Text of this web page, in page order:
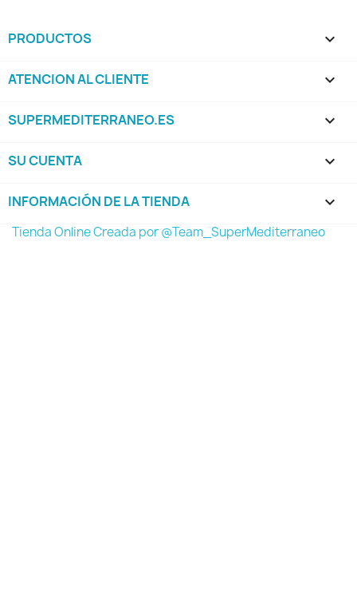
PRODUCTOS 
ATENCION AL CLIENTE 
SUPERMEDITERRANEO.ES 
SU CUENTA 
INFORMACIÓN DE LA TIENDA keyboard_arrow_down
Tienda Online Creada por @Team_SuperMediterraneo